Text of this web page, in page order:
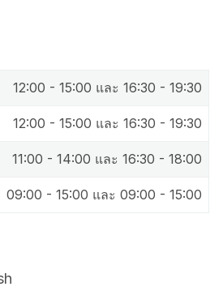
12:00 - 15:00 และ 16:30 - 19:30
12:00 - 15:00 และ 16:30 - 19:30
11:00 - 14:00 และ 16:30 - 18:00
09:00 - 15:00 และ 09:00 - 15:00